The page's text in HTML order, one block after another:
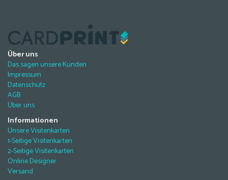
Über uns
Das sagen unsere Kunden
Impressum
Datenschutz
AGB
Über uns
Informationen
Unsere Visitenkarten
1-Seitige Visitenkarten
2-Seitige Visitenkarten
Online Designer
Versand